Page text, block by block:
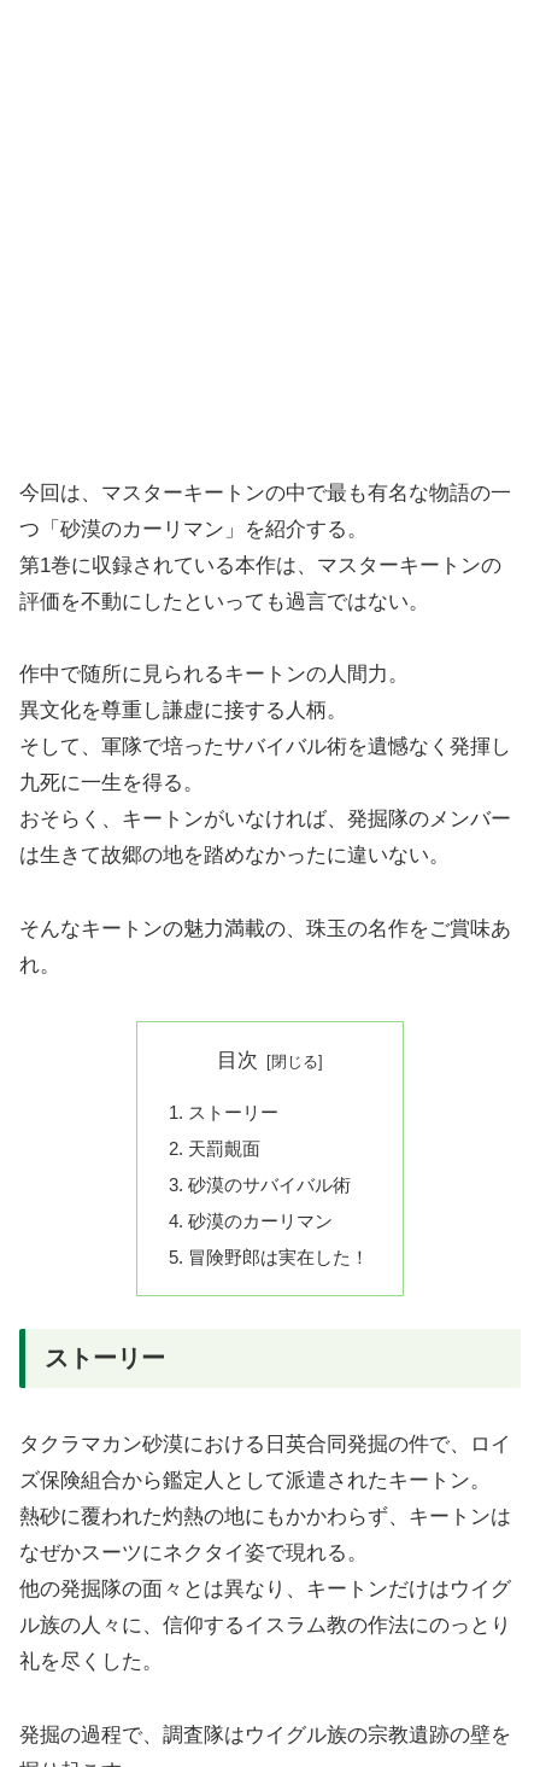
今回は、マスターキートンの中で最も有名な物語の一
つ「砂漠のカーリマン」を紹介する。
第1巻に収録されている本作は、マスターキートンの
評価を不動にしたといっても過言ではない。
作中で随所に見られるキートンの人間力。
異文化を尊重し謙虚に接する人柄。
そして、軍隊で培ったサバイバル術を遺憾なく発揮し
九死に一生を得る。
おそらく、キートンがいなければ、発掘隊のメンバー
は生きて故郷の地を踏めなかったに違いない。
そんなキートンの魅力満載の、珠玉の名作をご賞味あ
れ。
目次
ストーリー
天罰覿面
砂漠のサバイバル術
砂漠のカーリマン
冒険野郎は実在した！
ストーリー
タクラマカン砂漠における日英合同発掘の件で、ロイ
ズ保険組合から鑑定人として派遣されたキートン。
熱砂に覆われた灼熱の地にもかかわらず、キートンは
なぜかスーツにネクタイ姿で現れる。
他の発掘隊の面々とは異なり、キートンだけはウイグ
ル族の人々に、信仰するイスラム教の作法にのっとり
礼を尽くした。
発掘の過程で、調査隊はウイグル族の宗教遺跡の壁を